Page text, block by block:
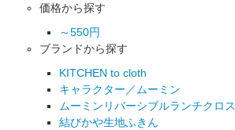
価格から探す
～550円
ブランドから探す
KITCHEN to cloth
キャラクター／ムーミン
ムーミンリバーシブルランチクロス
結びかや生地ふきん